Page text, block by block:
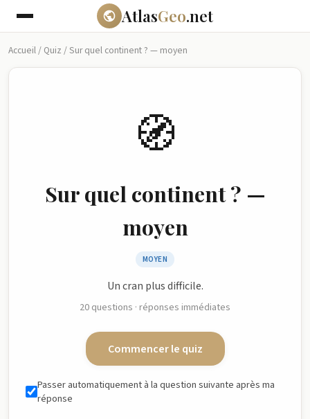
AtlasGeo.net
Accueil/ Quiz /Sur quel continent ? — moyen
🧭
Sur quel continent ? —
moyen
MOYEN
Un cran plus difficile.
20 questions · réponses immédiates
Commencer le quiz
Passer automatiquement à la question suivante après ma
réponse